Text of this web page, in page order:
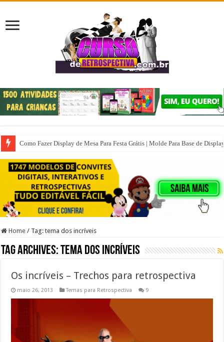
Como Fazer Display de Mesa Para Festa Grátis | Molde Para Base de
Home / Tag:tema dos incríveis
Tag Archives:tema dos incríveis
Os incríveis – Trechos para retrospectiva
maio 26, 2013 Temas para Retrospectiva 9